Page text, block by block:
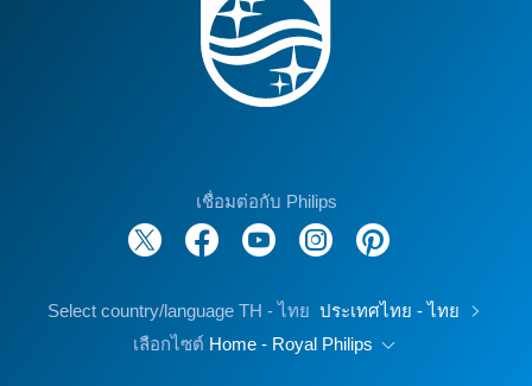
เชื่อมต่อกับ Philips
Select country/language TH - ไทย ประเทศไทย - ไทย
เลือกไซต์ Home - Royal Philips